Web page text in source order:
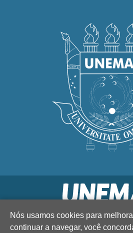
Nós usamos cookies para
continuar a navegar, você